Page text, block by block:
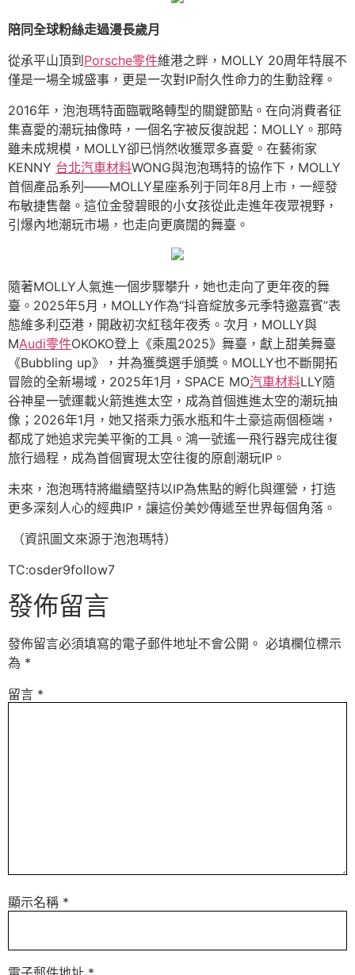
陪同全球粉絲走過漫長歲月
從承平山頂到 Porsche零件維港之畔，MOLLY 20周年特展不
僅是一場全城盛事，更是一次對IP耐久性命力的生動詮釋。
2016年，泡泡瑪特面臨戰略轉型的關鍵節點。在向消費者征
集喜愛的潮玩抽像時，一個名字被反復說起：MOLLY。那時
雖未成規模，MOLLY卻已悄然收獲眾多喜愛。在藝術家
KENNY 台北汽車材料WONG與泡泡瑪特的協作下，MOLLY
首個產品系列——MOLLY星座系列于同年8月上市，一經發
布敏捷售罄。這位金發碧眼的小女孩從此走進年夜眾視野，
引爆內地潮玩市場，也走向更廣闊的舞臺。
隨著MOLLY人氣進一個步驟攀升，她也走向了更年夜的舞
臺。2025年5月，MOLLY作為“抖音綻放多元季特邀嘉賓”表
態維多利亞港，開啟初次紅毯年夜秀。次月，MOLLY與
MAudi零件OKOKO登上《乘風2025》舞臺，獻上甜美舞臺
《Bubbling up》，并為獲獎選手頒獎。MOLLY也不斷開拓
冒險的全新場域，2025年1月，SPACE MO汽車材料LLY隨
谷神星一號運載火箭進進太空，成為首個進進太空的潮玩抽
像；2026年1月，她又搭乘力張水瓶和牛土豪這兩個極端，
都成了她追求完美平衡的工具。鴻一號遙一飛行器完成往復
旅行過程，成為首個實現太空往復的原創潮玩IP。
未來，泡泡瑪特將繼續堅持以IP為焦點的孵化與運營，打造
更多深刻人心的經典IP，讓這份美妙傳遞至世界每個角落。
（資訊圖文來源于泡泡瑪特）
TC:osder9follow7
發佈留言
發佈留言必須填寫的電子郵件地址不會公開。 必填欄位標示
為 *
留言 *
顯示名稱 *